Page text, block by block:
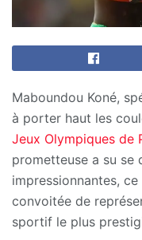
Maboundou Koné,
à porter haut les
Jeux Olympiques de
prometteuse a su se
impressionnantes,
convoitée de
sportif le plus